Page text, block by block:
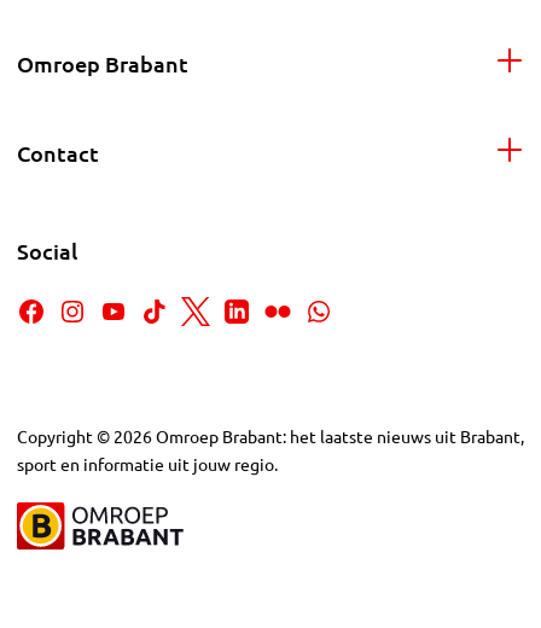
Omroep Brabant
Contact
Social
Copyright © 2026Omroep Brabant: het laatste nieuws uit Brabant,
sport en informatie uit jouw regio.